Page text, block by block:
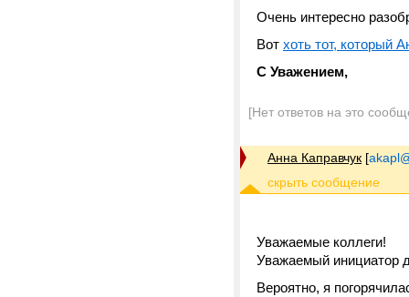
Очень интересно
Вот хоть тот, который
С Уважением,
[Нет ответов на это
Анна Каправчук [
Уважаемые коллеги!
Уважаемый инициатор
Вероятно, я